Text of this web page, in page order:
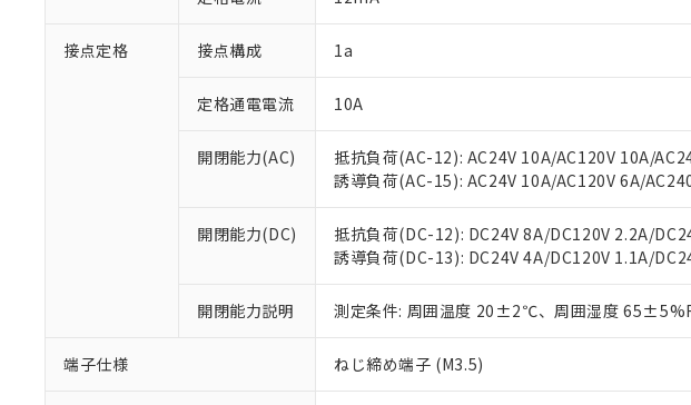
接点定格 接点構成 1a
定格通電電流 10A
開閉能力(AC)
抵抗負荷(AC-12): AC24V 10A/AC120V 10A/
誘導負荷(AC-15): AC24V 10A/AC120V 6A/
開閉能力(DC)
抵抗負荷(DC-12): DC24V 8A/DC120V 2.2A/
誘導負荷(DC-13): DC24V 4A/DC120V 1.1A/
開閉能力説明 測定条件: 周囲温度 20±2℃、周囲湿度
端子仕様 ねじ締め端子 (M3.5)
本サービスは、当社制御機器事業取扱
当社制御機器事業取扱商品の中には、
い。
正式な納期状況および標準価格はお客
当社販売員にご相談ください。
在庫状況および標準価格結果を当社の
す。
マイパーツ機能（部品リスト作成サー
ている必要があります。
お客様が当ウェブサイト上で当社にご
が、当社の製品・サービスに関するお
さい。
*EU RoHS指令（10物質）：
フタル酸ビス(2-エチルヘキシル) (DEHP)(別名：DOP)
ル（DBP） 1000ppm以下、フタル酸ジイソブチル
但し、RoHS指令で産業用監視および制御機器に対する適
フタル酸エステル類の４物質については閾値を超える意
※2 対応予定月
部品在庫の切り替え状況などにより、予定月
※3 非含有証明書ダウンロード
「×」：最大均質材料含有率が中国RoHSの
Pb(鉛) :1000ppm、 Hg(水銀) : 1000ppm、 Cd(カドミウム)
DEHP(フタル酸ビス(2-エチルヘキシル)) : 1000ppm
※2 環境保護使用期限
「ｅ」：有害物質（10物質）のすべてが基準
味します。
「－」：未確認です。当社販売部門へお問い
当社は、これら貴社製品のうち、外国
などの必要な手続きをとります。
ます。
当社は貴社製品を、核兵器、ミサイル
置等に一切使用いたしません。
当社は、貴社製品を第三者に販売する
たしません。
△ 一定数には満たないが在庫あり
－
在庫なし(最新の在庫状況について
機器販売店・当社販売員にご確認
空
受注生産機種、また在庫状況の情